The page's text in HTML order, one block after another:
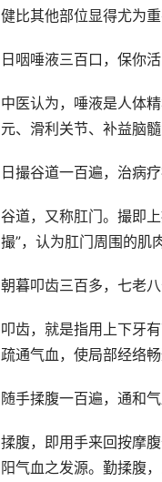
健比其他部位显得尤为
日咽唾液三百口，保你
中医认为，唾液是人体
元、滑利关节、补益脑
日撮谷道一百遍，治病
谷道，又称肛门。撮即
撮”，认为肛门周围的肌
朝暮叩齿三百多，七老
叩齿，就是指用上下牙
疏通气血，使局部经络畅
随手揉腹一百遍，通和
揉腹，即用手来回按摩
阳气血之发源。勤揉腹